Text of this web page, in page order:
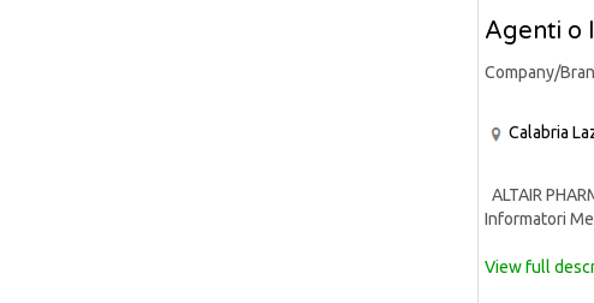
Agenti o
Company/
Calabria
ALTAIR
Informatori
View full